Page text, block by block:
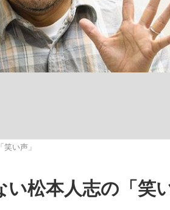
「最悪の空気のまま解散」WBC日
「クマが悪者扱いされているのが悲
い声」
い松本人志の「笑